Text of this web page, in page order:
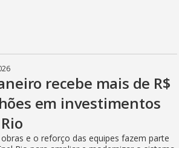
recebe mais de R$
em investimentos
e o reforço das equipes fazem parte